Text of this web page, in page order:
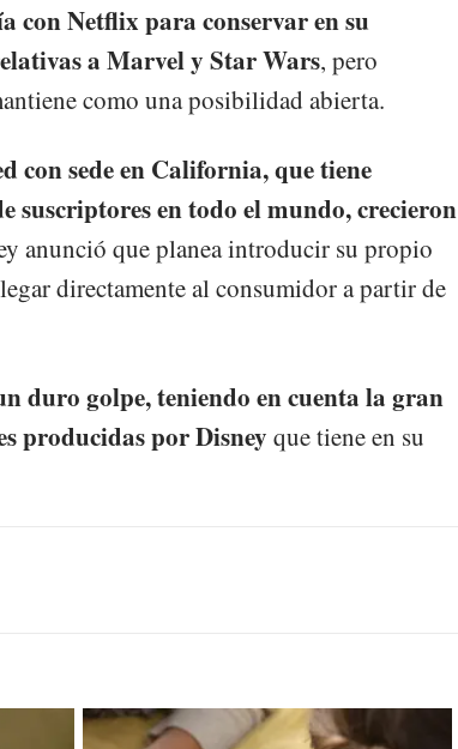
con Netflix para conservar en su
a Marvel y Star Wars, pero
como una posibilidad abierta.
con sede en California, que tiene
suscriptores en todo el mundo, crecieron
anunció que planea introducir su propio
directamente al consumidor a partir de
duro golpe, teniendo en cuenta la gran
producidas por Disney que tiene en su